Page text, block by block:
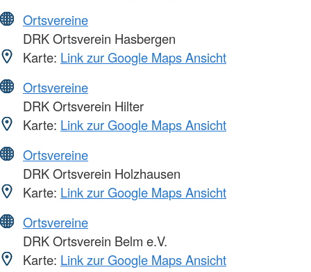
Ortsvereine
DRK Ortsverein Hasbergen
Karte: Link zur Google Maps Ansicht
Ortsvereine
DRK Ortsverein Hilter
Karte: Link zur Google Maps Ansicht
Ortsvereine
DRK Ortsverein Holzhausen
Karte: Link zur Google Maps Ansicht
Ortsvereine
DRK Ortsverein Belm e.V.
Karte: Link zur Google Maps Ansicht